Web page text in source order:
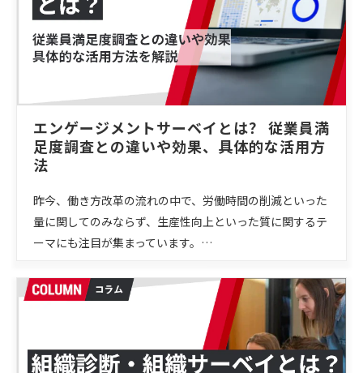
エンゲージメントサーベイとは？ 従業員満
足度調査との違いや効果、具体的な活用方
法
昨今、働き方改革の流れの中で、労働時間の削減といった
量に関してのみならず、生産性向上といった質に関するテ
ーマにも注目が集まっています。…